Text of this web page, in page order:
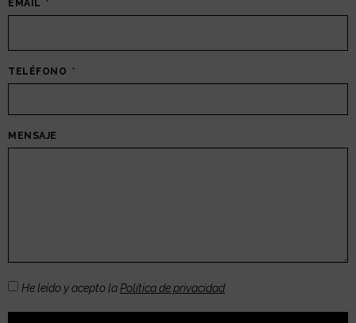
EMAIL
TELÉFONO
MENSAJE
He leído y acepto laPolítica de privacidad